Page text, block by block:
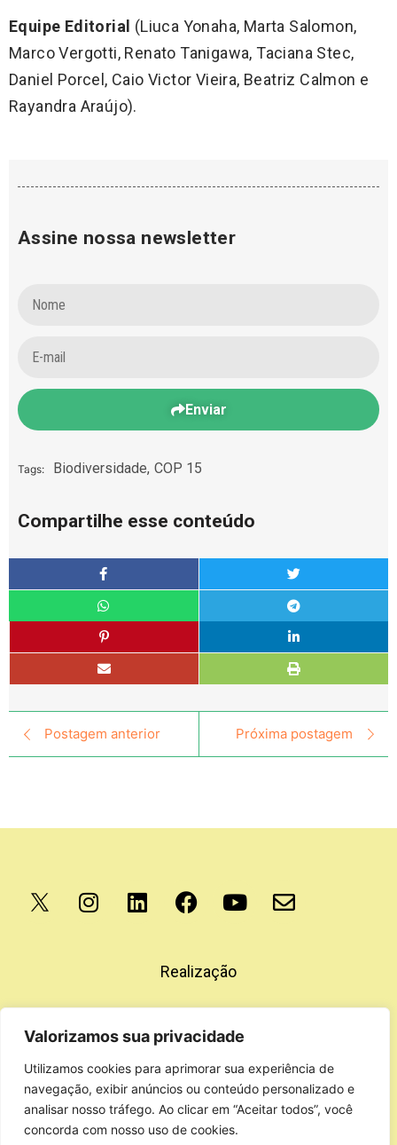
Valorizamos sua privacidade
Utilizamos cookies para aprimorar sua experiência de
navegação, exibir anúncios ou conteúdo personalizado e
analisar nosso tráfego. Ao clicar em “Aceitar todos”, você
concorda com nosso uso de cookies.
Equipe Editorial (Liuca Yonaha, Marta Salomon,
Marco Vergotti, Renato Tanigawa, Taciana Stec,
Daniel Porcel, Caio Victor Vieira, Beatriz Calmon e
Rayandra Araújo).
Assine nossa newsletter
Enviar
Tags: Biodiversidade, COP 15
Compartilhe esse conteúdo
Postagem anterior Próxima postagem
Realização